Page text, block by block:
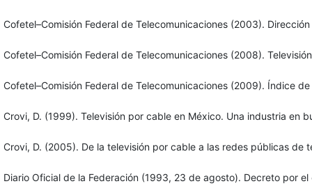
Cofetel–Comisión Federal de Telecomunicaciones (2003).
Cofetel–Comisión Federal de Telecomunicaciones (2008).
Cofetel–Comisión Federal de Telecomunicaciones (2009). Índice
Crovi, D. (1999). Televisión por cable en México. Una industria en
Crovi, D. (2005). De la televisión por cable a las redes públicas de
Diario Oficial de la Federación (1993, 23 de agosto). Decreto por